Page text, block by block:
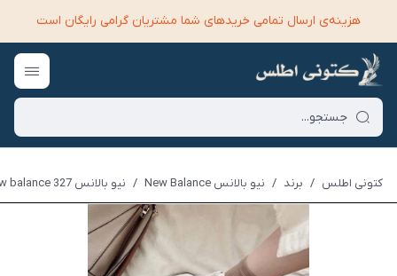
هزینه‌ی ارسال تمامی خرید‌های شما مشتریان گرامی رایگان است
کتونی اطلس / برند / نیو بالانس New Balance / نیو بالانس New balance 327